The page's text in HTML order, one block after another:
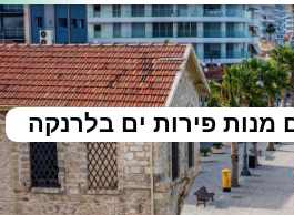
מנות פירות ים בלרנקה